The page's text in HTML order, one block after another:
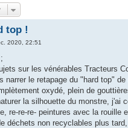
top !
2020, 22:51
sur les vénérables Tracteurs
narrer le retapage du "hard top" de
oxydé, plein de
la silhouette du monstre,
re-re-re- peintures avec la rouille
déchets non recyclables plus